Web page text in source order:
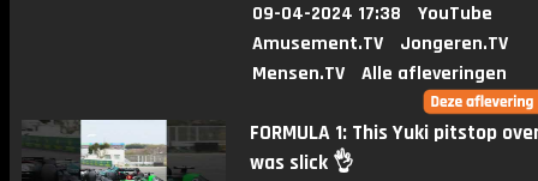
09-04-2024 17:38
YouTube
Amusement.TV
Jongeren.TV
Mensen.TV
Alle afleveringen
FORMULA 1: This Yuki pitstop
was slick 👌